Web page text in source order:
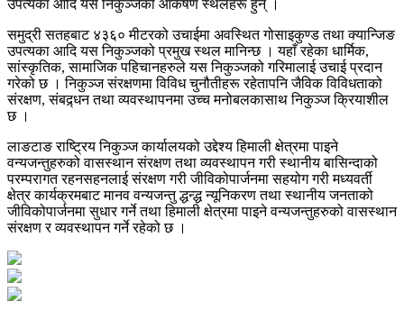
उपत्यका आदि यस निकुञ्जका आकर्षण स्थलहरू हुन् ।
समुद्री सतहबाट ४३६० मीटरको उचाईमा अवस्थित गोसाइकुण्ड तथा क्यान्जिङ
उपत्यका आदि यस निकुञ्जको प्रमुख स्थल मानिन्छ । यहाँ रहेका धार्मिक,
सांस्कृतिक, सामाजिक पहिचानहरुले यस निकुञ्जको गरिमालाई उचाई प्रदान
गरेको छ । निकुञ्ज संरक्षणमा विविध चुनौतीहरू रहेतापनि जैविक विविधताको
संरक्षण, संबद्र्धन तथा व्यवस्थापनमा उच्च मनोबलकासाथ निकुञ्ज क्रियाशील
छ ।
लाङटाङ राष्ट्रिय निकुञ्ज कार्यालयको उद्देश्य हिमाली क्षेत्रमा पाइने
वन्यजन्तुहरुको वासस्थान संरक्षण तथा व्यवस्थापन गरी स्थानीय बासिन्दाको
परम्परागत रहनसहनलाई संरक्षण गरी जीविकोपार्जनमा सहयोग गरी मध्यवर्ती
क्षेत्र कार्यक्रमबाट मानव वन्यजन्तु द्धन्द्ध न्यूनिकरण तथा स्थानीय जनताको
जीविकोपार्जनमा सुधार गर्ने तथा हिमाली क्षेत्रमा पाइने वन्यजन्तुहरुको वासस्थान
संरक्षण र व्यवस्थापन गर्ने रहेको छ ।